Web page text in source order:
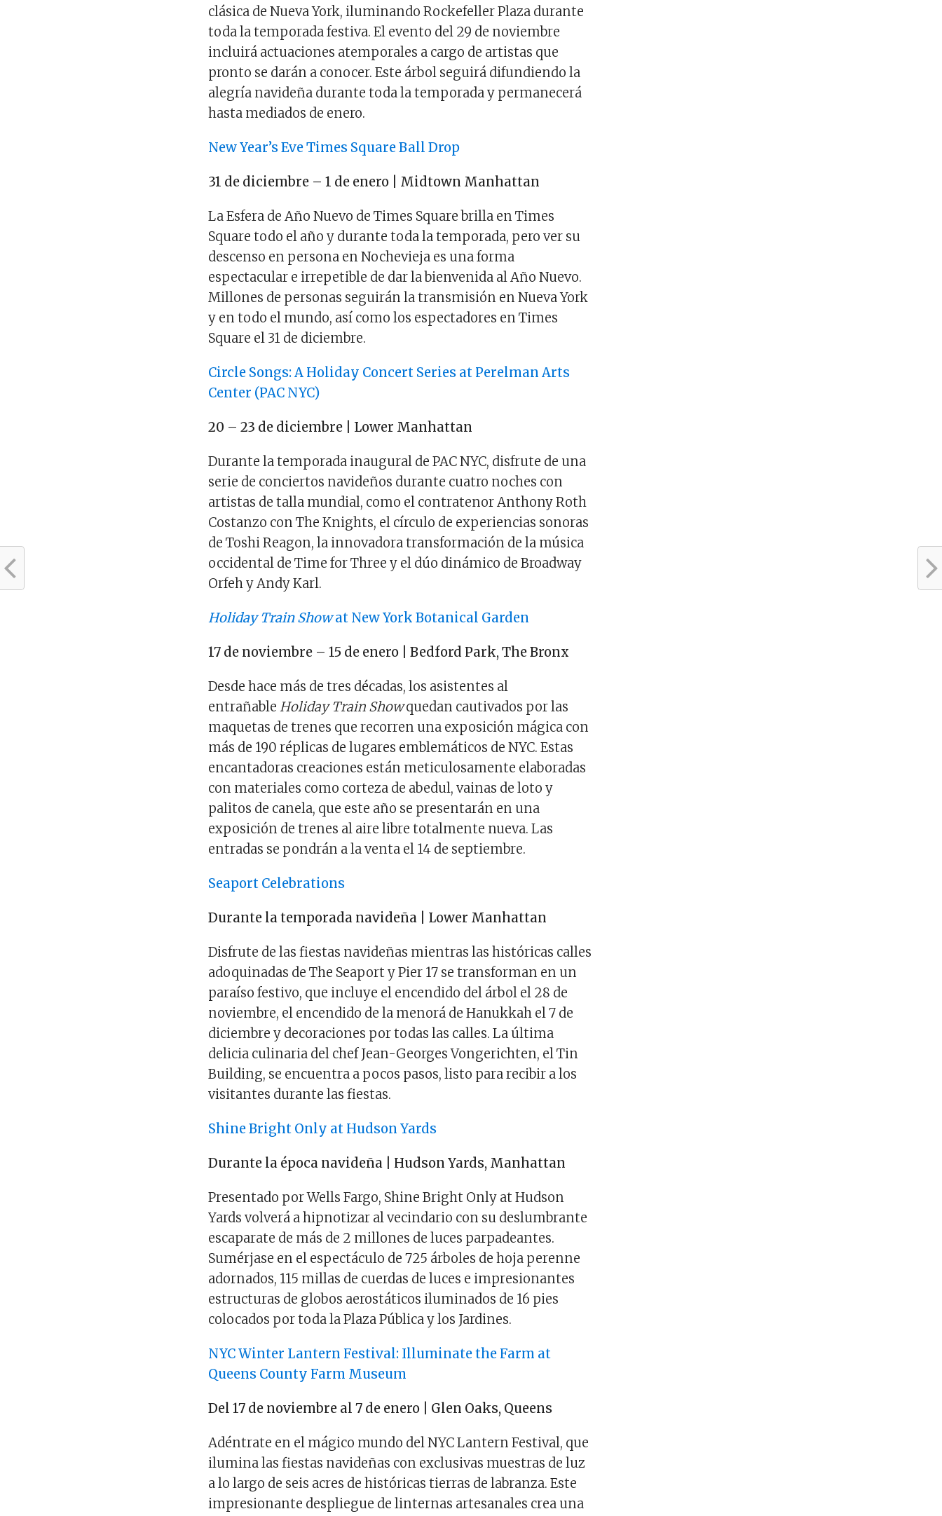
clásica de Nueva York, iluminando Rockefeller Plaza durante
toda la temporada festiva. El evento del 29 de noviembre
incluirá actuaciones atemporales a cargo de artistas que
pronto se darán a conocer. Este árbol seguirá difundiendo la
alegría navideña durante toda la temporada y permanecerá
hasta mediados de enero.
New Year’s Eve Times Square Ball Drop
31 de diciembre – 1 de enero | Midtown Manhattan
La Esfera de Año Nuevo de Times Square brilla en Times
Square todo el año y durante toda la temporada, pero ver su
descenso en persona en Nochevieja es una forma
espectacular e irrepetible de dar la bienvenida al Año Nuevo.
Millones de personas seguirán la transmisión en Nueva York
y en todo el mundo, así como los espectadores en Times
Square el 31 de diciembre.
Circle Songs: A Holiday Concert Series at Perelman Arts
Center (PAC NYC)
20 – 23 de diciembre | Lower Manhattan
Durante la temporada inaugural de PAC NYC, disfrute de una
serie de conciertos navideños durante cuatro noches con
artistas de talla mundial, como el contratenor Anthony Roth
Costanzo con The Knights, el círculo de experiencias sonoras
de Toshi Reagon, la innovadora transformación de la música
occidental de Time for Three y el dúo dinámico de Broadway
Orfeh y Andy Karl.
Holiday Train Showat New York Botanical Garden
17 de noviembre – 15 de enero | Bedford Park, The Bronx
Desde hace más de tres décadas, los asistentes al
entrañableHoliday Train Showquedan cautivados por las
maquetas de trenes que recorren una exposición mágica con
más de 190 réplicas de lugares emblemáticos de NYC. Estas
encantadoras creaciones están meticulosamente elaboradas
con materiales como corteza de abedul, vainas de loto y
palitos de canela, que este año se presentarán en una
exposición de trenes al aire libre totalmente nueva. Las
entradas se pondrán a la venta el 14 de septiembre.
Seaport Celebrations
Durante la temporada navideña | Lower Manhattan
Disfrute de las fiestas navideñas mientras las históricas calles
adoquinadas de The Seaport y Pier 17 se transforman en un
paraíso festivo, que incluye el encendido del árbol el 28 de
noviembre, el encendido de la menorá de Hanukkah el 7 de
diciembre y decoraciones por todas las calles. La última
delicia culinaria del chef Jean-Georges Vongerichten, el Tin
Building, se encuentra a pocos pasos, listo para recibir a los
visitantes durante las fiestas.
Shine Bright Only at Hudson Yards
Durante la época navideña | Hudson Yards, Manhattan
Presentado por Wells Fargo, Shine Bright Only at Hudson
Yards volverá a hipnotizar al vecindario con su deslumbrante
escaparate de más de 2 millones de luces parpadeantes.
Sumérjase en el espectáculo de 725 árboles de hoja perenne
adornados, 115 millas de cuerdas de luces e impresionantes
estructuras de globos aerostáticos iluminados de 16 pies
colocados por toda la Plaza Pública y los Jardines.
NYC Winter Lantern Festival: Illuminate the Farm at
Queens County Farm Museum
Del 17 de noviembre al 7 de enero | Glen Oaks, Queens
Adéntrate en el mágico mundo del NYC Lantern Festival, que
ilumina las fiestas navideñas con exclusivas muestras de luz
a lo largo de seis acres de históricas tierras de labranza. Este
impresionante despliegue de linternas artesanales crea una